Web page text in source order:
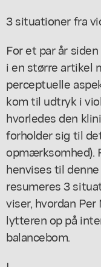
3 situationer fra
For et par år
i en større artikel
perceptuelle
kom til udtryk i
hvorledes den
forholder sig til
opmærksomhed).
henvises til
resumeres 3
viser, hvordan
lytteren op på
balancebom.